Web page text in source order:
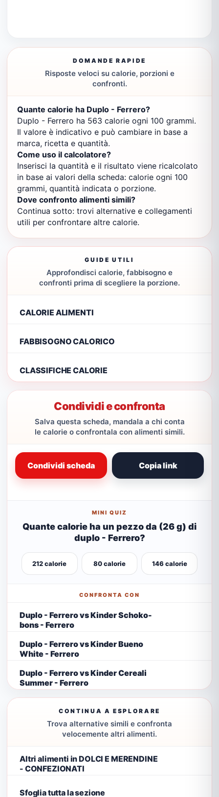
DOMANDE RAPIDE
Risposte veloci su calorie, porzioni e
confronti.
Quante calorie ha Duplo - Ferrero?
Duplo - Ferrero ha 563 calorie ogni 100 grammi.
Il valore è indicativo e può cambiare in base a
marca, ricetta e quantità.
Come uso il calcolatore?
Inserisci la quantità e il risultato viene ricalcolato
in base ai valori della scheda: calorie ogni 100
grammi, quantità indicata o porzione.
Dove confronto alimenti simili?
Continua sotto: trovi alternative e collegamenti
utili per confrontare altre calorie.
GUIDE UTILI
Approfondisci calorie, fabbisogno e
confronti prima di scegliere la porzione.
CALORIE ALIMENTI
FABBISOGNO CALORICO
CLASSIFICHE CALORIE
Condividi e confronta
Salva questa scheda, mandala a chi conta
le calorie o confrontala con alimenti simili.
Condividi scheda Copia link
MINI QUIZ
Quante calorie ha un pezzo da (26 g) di
duplo - Ferrero?
212 calorie 80 calorie 146 calorie
CONFRONTA CON
Duplo - Ferrero vs Kinder Schoko-
bons - Ferrero
Duplo - Ferrero vs Kinder Bueno
White - Ferrero
Duplo - Ferrero vs Kinder Cereali
Summer - Ferrero
CONTINUA A ESPLORARE
Trova alternative simili e confronta
velocemente altri alimenti.
Altri alimenti in DOLCI E MERENDINE
- CONFEZIONATI
Sfoglia tutta la sezione